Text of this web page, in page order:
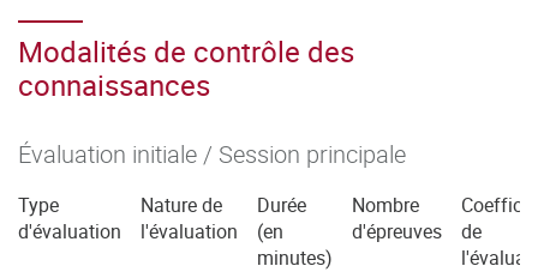
Modalités de contrôle des
connaissances
Évaluation initiale / Session principale
Type
d'évaluation
Nature de
l'évaluation
Durée
(en
minutes)
Nombre
d'épreuves
de